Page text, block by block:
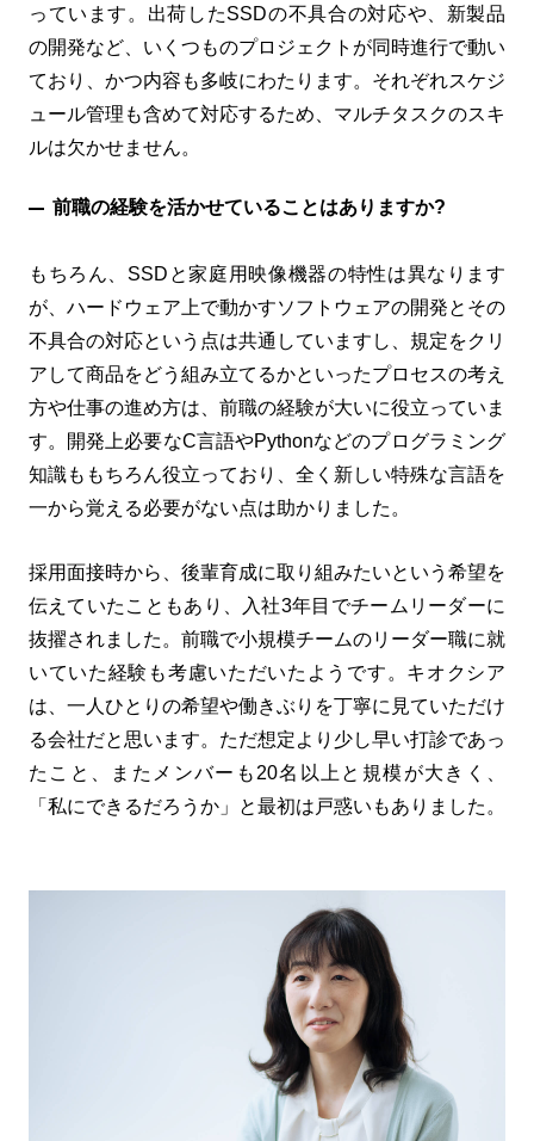
っています。出荷したSSDの不具合の対応や、新製品
の開発など、いくつものプロジェクトが同時進行で動い
ており、かつ内容も多岐にわたります。それぞれスケジ
ュール管理も含めて対応するため、マルチタスクのスキ
ルは欠かせません。
前職の経験を活かせていることはありますか?
もちろん、SSDと家庭用映像機器の特性は異なります
が、ハードウェア上で動かすソフトウェアの開発とその
不具合の対応という点は共通していますし、規定をクリ
アして商品をどう組み立てるかといったプロセスの考え
方や仕事の進め方は、前職の経験が大いに役立っていま
す。開発上必要なC言語やPythonなどのプログラミング
知識ももちろん役立っており、全く新しい特殊な言語を
一から覚える必要がない点は助かりました。
採用面接時から、後輩育成に取り組みたいという希望を
伝えていたこともあり、入社3年目でチームリーダーに
抜擢されました。前職で小規模チームのリーダー職に就
いていた経験も考慮いただいたようです。キオクシア
は、一人ひとりの希望や働きぶりを丁寧に見ていただけ
る会社だと思います。ただ想定より少し早い打診であっ
たこと、またメンバーも20名以上と規模が大きく、
「私にできるだろうか」と最初は戸惑いもありました。